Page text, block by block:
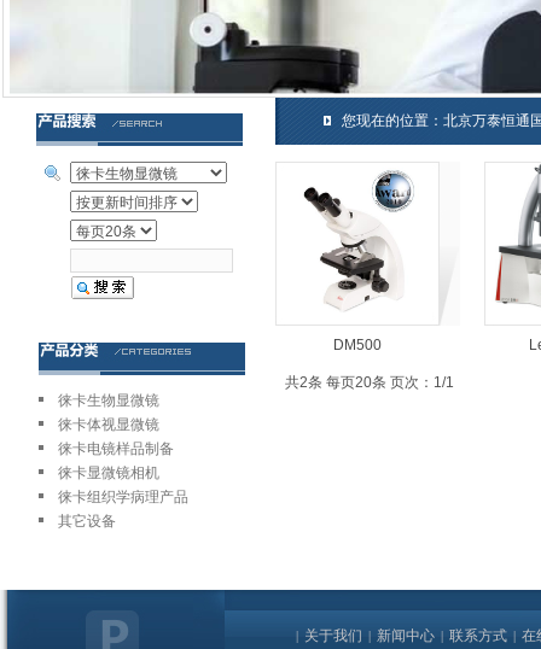
徕卡生物显微镜
徕卡体视显微镜
徕卡电镜样品制备
徕卡显微镜相机
徕卡组织学病理产品
其它设备
您现在的位置： 北京万泰恒通
DM500
共2条 每页20条 页次：1/1
| 关于我们 | 新闻中心 | 联系方式 | 在